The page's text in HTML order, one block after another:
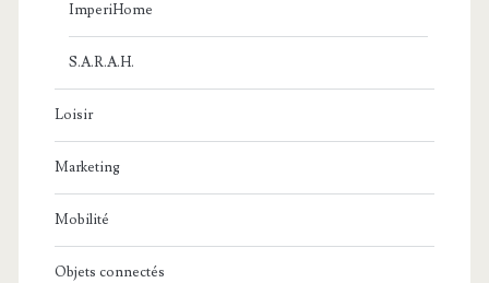
ImperiHome
S.A.R.A.H.
Loisir
Marketing
Mobilité
Objets connectés